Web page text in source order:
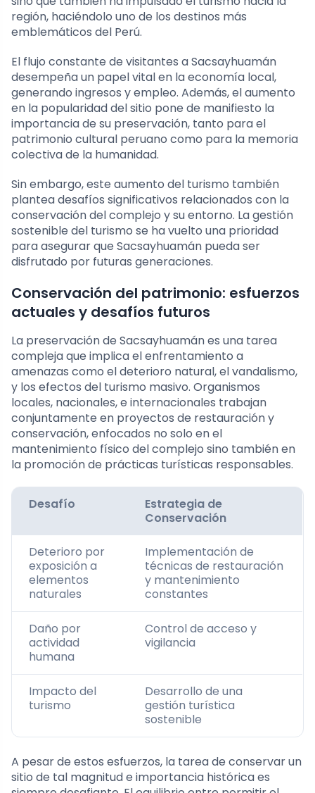
región, haciéndolo uno de los destinos más
emblemáticos del Perú.
El flujo constante de visitantes a Sacsayhuamán
desempeña un papel vital en la economía local,
generando ingresos y empleo. Además, el aumento
en la popularidad del sitio pone de manifiesto la
importancia de su preservación, tanto para el
patrimonio cultural peruano como para la memoria
colectiva de la humanidad.
Sin embargo, este aumento del turismo también
plantea desafíos significativos relacionados con la
conservación del complejo y su entorno. La gestión
sostenible del turismo se ha vuelto una prioridad
para asegurar que Sacsayhuamán pueda ser
disfrutado por futuras generaciones.
Conservación del patrimonio: esfuerzos
actuales y desafíos futuros
La preservación de Sacsayhuamán es una tarea
compleja que implica el enfrentamiento a
amenazas como el deterioro natural, el vandalismo,
y los efectos del turismo masivo. Organismos
locales, nacionales, e internacionales trabajan
conjuntamente en proyectos de restauración y
conservación, enfocados no solo en el
mantenimiento físico del complejo sino también en
la promoción de prácticas turísticas responsables.
Desafío
Estrategia de
Conservación
Deterioro por
exposición a
elementos
naturales
Implementación de
técnicas de restauración
y mantenimiento
constantes
Daño por
actividad
humana
Control de acceso y
vigilancia
Impacto del
turismo
Desarrollo de una
gestión turística
sostenible
A pesar de estos esfuerzos, la tarea de conservar un
sitio de tal magnitud e importancia histórica es